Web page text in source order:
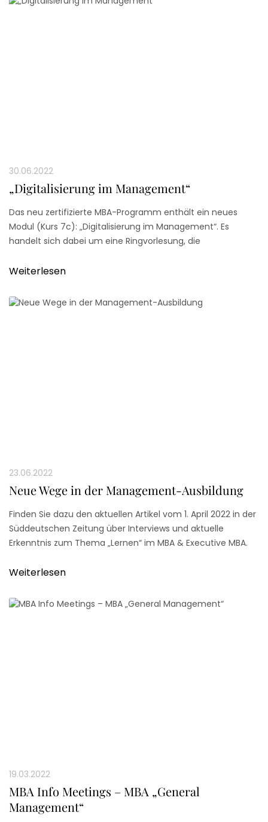
30.06.2022
„Digitalisierung im Management“
Das neu zertifizierte MBA-Programm enthält ein neues
Modul (Kurs 7c): „Digitalisierung im Management“. Es
handelt sich dabei um eine Ringvorlesung, die
abbildet.
Weiterlesen
23.06.2022
Neue Wege in der Management-Ausbildung
Finden Sie dazu den aktuellen Artikel vom 1. April 2022 in der
Süddeutschen Zeitung über Interviews und aktuelle
Erkenntnis zum Thema „Lernen“ im MBA & Executive MBA.
Weiterlesen
19.03.2022
MBA Info Meetings – MBA „General
Management“